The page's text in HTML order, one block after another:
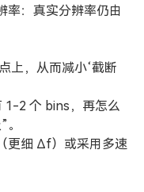
率：真实分辨率仍由
上，从而减小‘截断
1-2 个 bins，再怎么
更细 Δf）或采用多速